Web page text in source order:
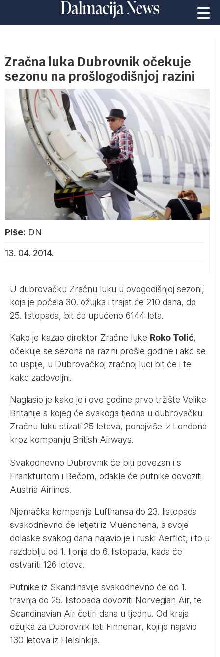
Zračna luka Dubrovnik očekuje
sezonu na prošlogodišnjoj razini
Piše: DN
13. 04. 2014.
U dubrovačku Zračnu luku u ovogodišnjoj sezoni,
koja je počela 30. ožujka i trajat će 210 dana, do
25. listopada, bit će upućeno 6144 leta.
Kako je kazao direktor Zračne luke Roko Tolić,
očekuje se sezona na razini prošle godine i ako se
to uspije, u Dubrovačkoj zračnoj luci bit će i te
kako zadovoljni.
Naglasio je kako je i ove godine prvo tržište Velike
Britanije s kojeg će svakoga tjedna u dubrovačku
Zračnu luku stizati 25 letova, ponajviše iz Londona
kroz kompaniju British Airways.
Svakodnevno Dubrovnik će biti povezan i s
Frankfurtom i Bečom, odakle će putnike dovoziti
Austria Airlines.
Njemačka kompanija Lufthansa do 23. listopada
svakodnevno će letjeti iz Muenchena, a svoje
dolaske svakog dana najavio je i ruski Aerflot, i to u
razdoblju od 1. lipnja do 6. listopada, kada će
ostvariti 126 letova.
Putnike iz Skandinavije svakodnevno će od 1.
travnja do 25. listopada dovoziti Norvegian Air, te
Scandinavian Air četiri dana u tjednu. Od kraja
ožujka za Dubrovnik leti Finnenair, koji je najavio
130 letova iz Helsinkija.